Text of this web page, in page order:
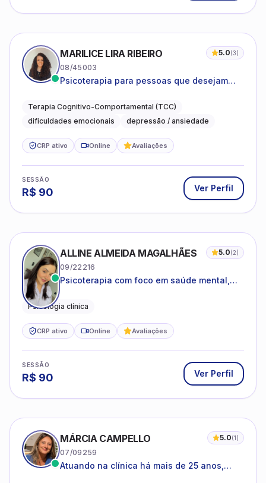
MARILICE LIRA RIBEIRO 5.0(3)
08/45003
Psicoterapia para pessoas que desejam
dificuldades do dia a dia
Terapia Cognitivo-Comportamental (TCC)
dificuldades emocionais
depressão / ansiedade
CRP ativo Online Avaliações
SESSÃO
R$ 90 Ver Perfil
ALLINE ALMEIDA MAGALHÃES 5.0(2)
09/22216
Psicoterapia com foco em saúde mental,
adolescentes e adultos.
Psicologia clínica
CRP ativo Online Avaliações
SESSÃO
R$ 90 Ver Perfil
MÁRCIA CAMPELLO 5.0(1)
07/09259
Atuando na clínica há mais de 25 anos,